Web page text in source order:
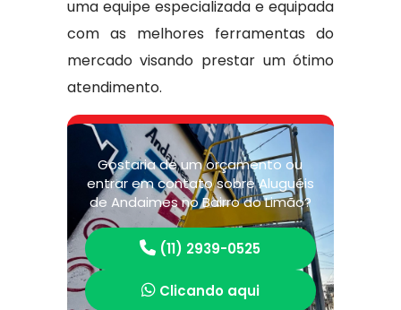
uma equipe especializada e equipada
com as melhores ferramentas do
mercado visando prestar um ótimo
atendimento.
Gostaria de um orçamento ou
entrar em contato sobre Aluguéis
de Andaimes no Bairro do Limão?
(11) 2939-0525
Clicando aqui